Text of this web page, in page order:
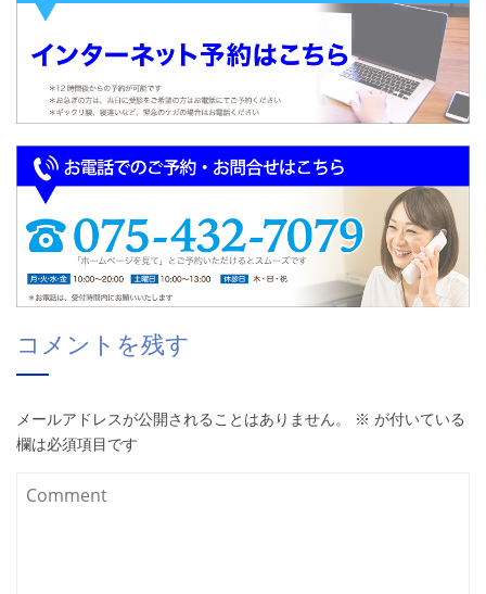
コメントを残す
メールアドレスが公開されることはありません。 ※ が付いている
欄は必須項目です